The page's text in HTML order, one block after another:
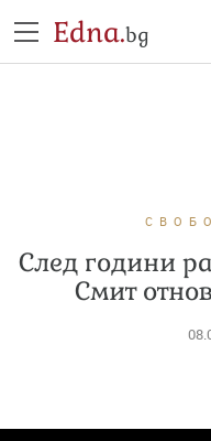
Edna.bg
След години
Смит